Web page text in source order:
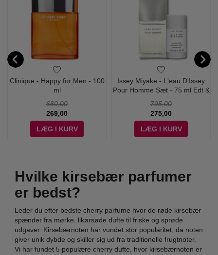
Clinique - Happy for Men - 100
ml
680,00
269,00
LÆG I KURV
Issey Miyake - L'eau D'Issey
Pour Homme Sæt - 75 ml Edt &
795,00
275,00
LÆG I KURV
Hvilke kirsebær parfumer
er bedst?
Leder du efter bedste cherry parfume hvor de røde kirsebær
spænder fra mørke, likørsøde dufte til friske og sprøde
udgaver. Kirsebærnoten har vundet stor popularitet, da noten
giver unik dybde og skiller sig ud fra traditionelle frugtnoter.
Vi har fundet 5 populære cherry dufte, hvor kirsebærnoten er